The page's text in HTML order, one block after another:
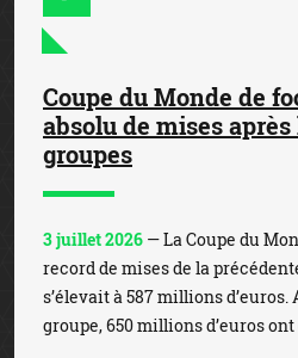
Coupe du Monde de
absolu de mises après
groupes
3 juillet 2026 — La Coupe du
record de mises de la
s’élevait à 587 millions d’euros.
groupe, 650 millions d’euros ont